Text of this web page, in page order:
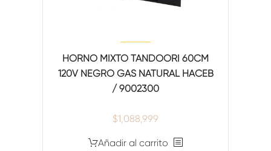
HORNO MIXTO TANDOORI 60CM
120V NEGRO GAS NATURAL HACEB
/ 9002300
$1,088,999
Añadir al carrito